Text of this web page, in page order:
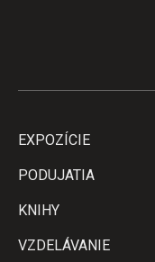
EXPOZÍCIE
PODUJATIA
KNIHY
VZDELÁVANIE